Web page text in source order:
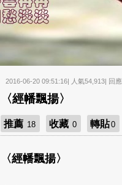
2016-06-20 09:51:16| 人氣54,913| 回
〈經幡飄揚〉
推薦 18 收藏 0 轉貼0
〈經幡飄揚〉